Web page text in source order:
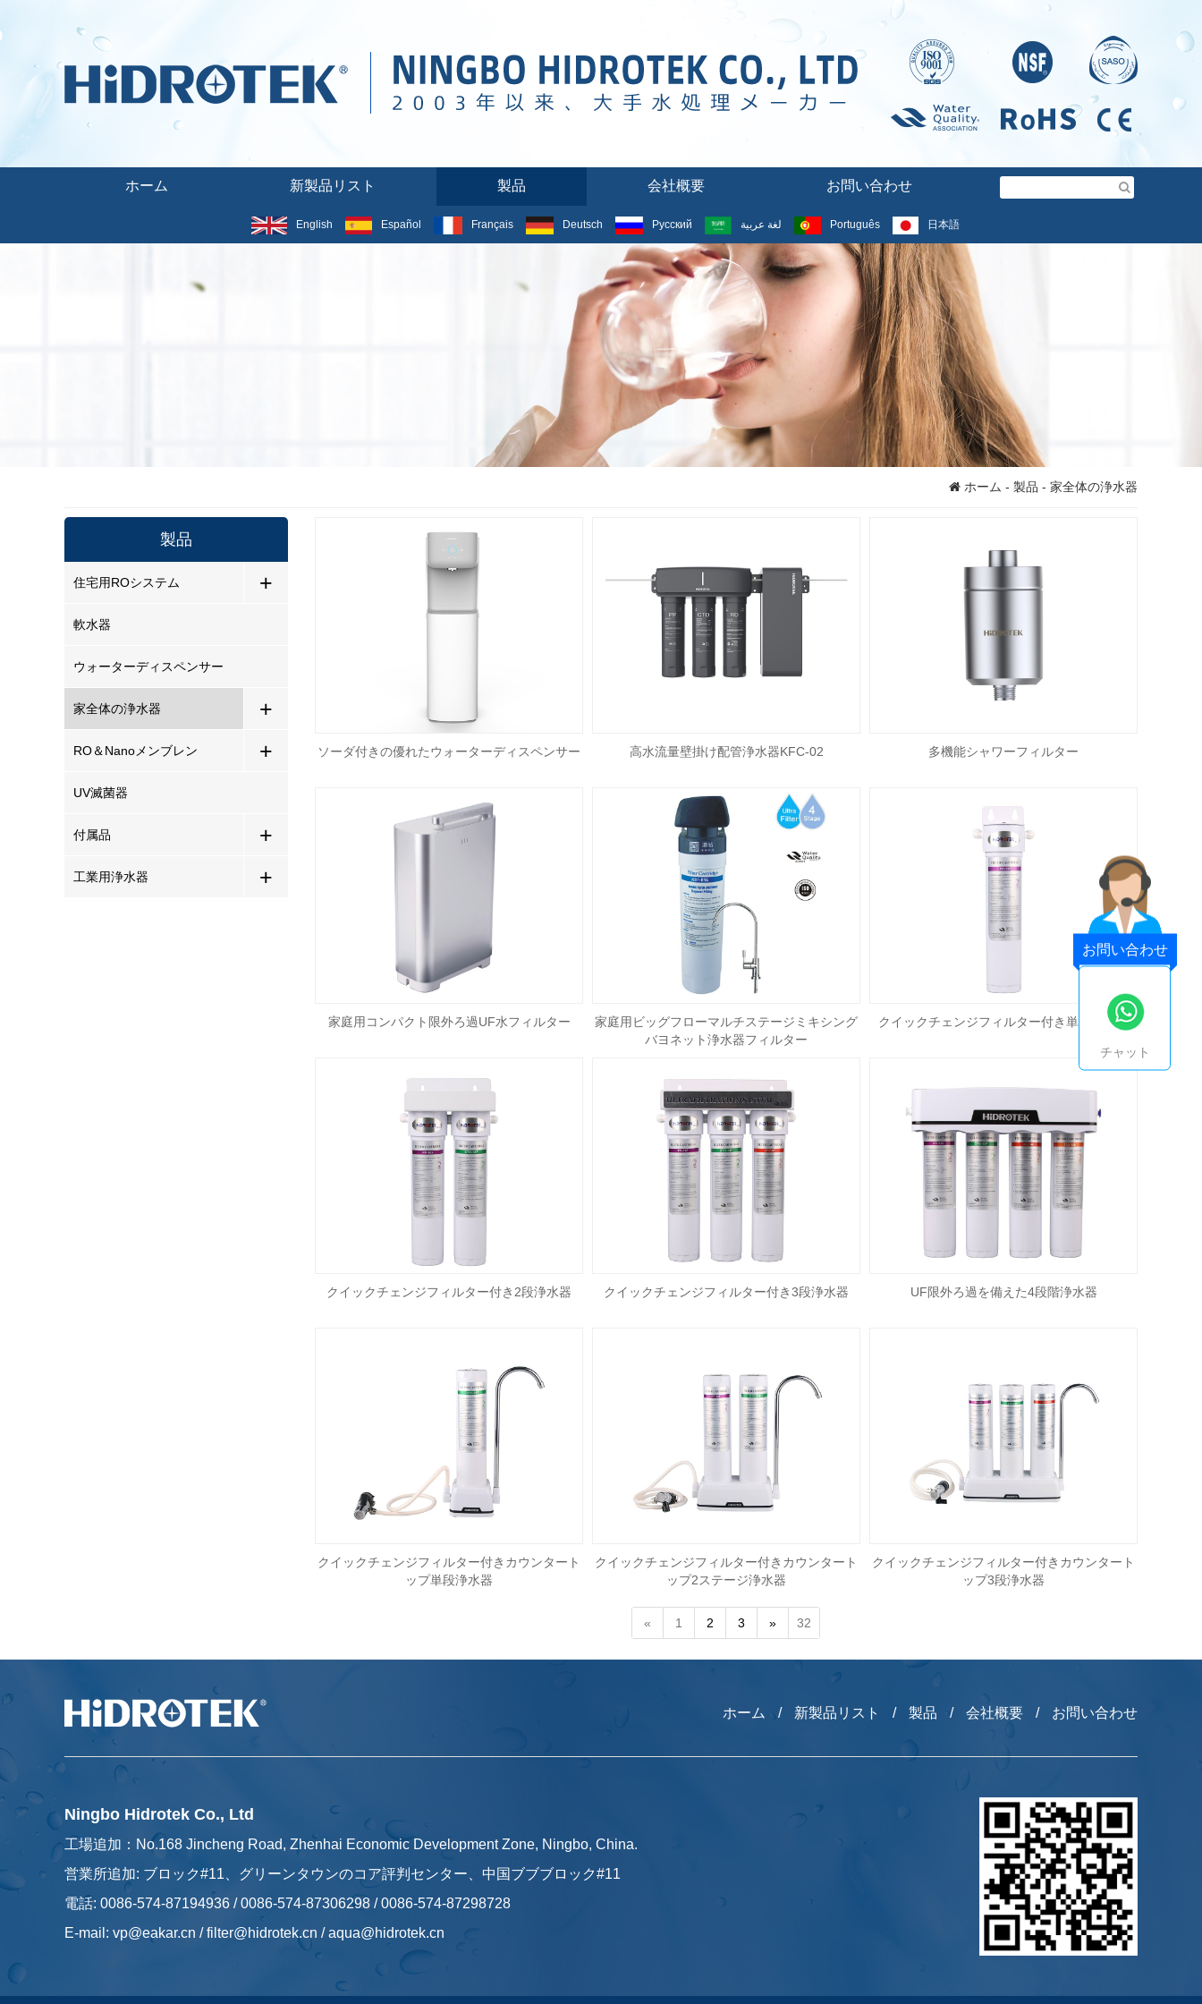
ホーム 新製品リスト 製品 会社概要 お問い合わせ
English Español Français Deutsch Русский لغة عربية Português 日本語
製品
ホーム - 製品 - 家全体の浄水器
製品
住宅用ROシステム +
軟水器
ウォーターディスペンサー
家全体の浄水器 +
RO＆Nanoメンブレン +
UV滅菌器
付属品 +
工業用浄水器 +
ソーダ付きの優れたウォーターディスペンサー 高水流量壁掛け配管浄水器KFC-02 多機能シャワーフィルター
家庭用コンパクト限外ろ過UF水フィルター
家庭用ビッグフローマルチステージミキシング
バヨネット浄水器フィルター
クイックチェンジフィルター付き単段浄水器
クイックチェンジフィルター付き2段浄水器 クイックチェンジフィルター付き3段浄水器 UF限外ろ過を備えた4段階浄水器
クイックチェンジフィルター付きカウンタート
ップ単段浄水器
クイックチェンジフィルター付きカウンタート
ップ2ステージ浄水器
クイックチェンジフィルター付きカウンタート
ップ3段浄水器
« 1 2 3 » 32
ホーム / 新製品リスト / 製品 / 会社概要 / お問い合わせ
Ningbo Hidrotek Co., Ltd
工場追加：No.168 Jincheng Road, Zhenhai Economic Development Zone, Ningbo, China.
営業所追加: ブロック#11、グリーンタウンのコア評判センター、中国ブブブロック#11
電話: 0086-574-87194936 / 0086-574-87306298 / 0086-574-87298728
E-mail: vp@eakar.cn /filter@hidrotek.cn /aqua@hidrotek.cn
お問い合わせ
チャット